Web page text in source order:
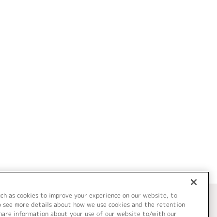
as cookies to improve your experience on our website, to
see more details about how we use cookies and the retention
information about your use of our website to/with our